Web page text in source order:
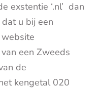
exstentie ‘.nl’ dan
u bij een
een Zweeds
de
kengetal 020